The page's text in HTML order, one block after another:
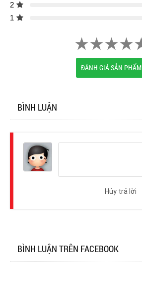
2
1
ĐÁNH GIÁ SẢN PHẨM
BÌNH LUẬN
Hủy trả lời
BÌNH LUẬN TRÊN FACEBOOK